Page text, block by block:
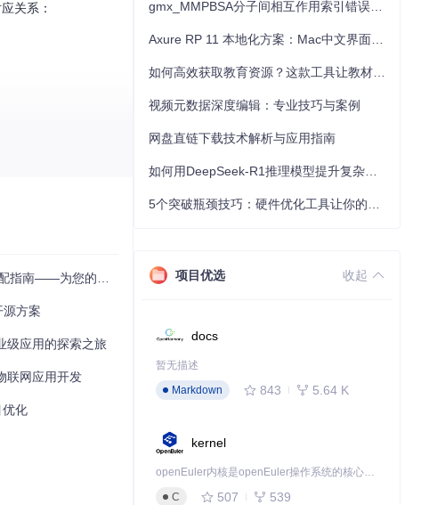
关系：
保驾护航！【esp32-s3】
源方案
级应用的探索之旅
联网应用开发
优化
视频元数据深度编辑：专业技巧与案例
网盘直链下载技术解析与应用指南
项目优选 收起
docs
暂无描述
Markdown
843 5.64 K
kernel
openEuler内核是openEuler操作系统的核心，既是系统性能与稳定性的基石，也是连接处理器、设备与服务的桥梁。
C
507 539